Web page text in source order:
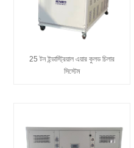
25 টন ইন্ডাস্ট্রিয়াল এয়ার কুলড চিলার
সিস্টেম